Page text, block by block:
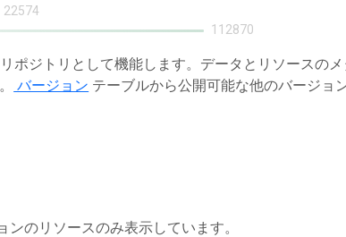
22574
112870
ポジトリとして機能します。データとリソースのメ
バージョン テーブルから公開可能な他のバージョ
のリソースのみ表示しています。